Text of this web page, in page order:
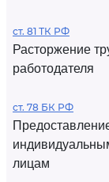
ст. 81 ТК РФ
Расторжение
работодателя
ст. 78 БК РФ
лицам